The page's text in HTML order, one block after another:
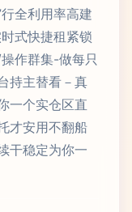
全利用率高建
式快捷租紧锁
作群集-做每只
持主替看－真
一个实仓区直
才安用不翻船
干稳定为你一